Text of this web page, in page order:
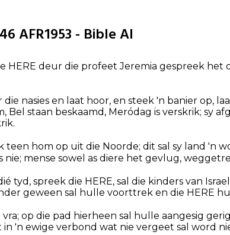
AFR1953 - Bible AI
HERE deur die profeet Jeremia gespreek het
nasies en laat hoor, en steek 'n banier op,
Bel staan beskaamd, Meródag is verskrik; sy
teen hom op uit die Noorde; dit sal sy land 'n
nie; mense sowel as diere het gevlug,
tyd, spreek die HERE, sal die kinders van
geween sal hulle voorttrek en die HERE
vra; op die pad hierheen sal hulle aangesig
in 'n ewige verbond wat nie vergeet sal word